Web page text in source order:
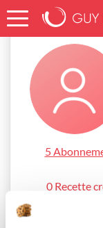
Accueil
5
0 Recette